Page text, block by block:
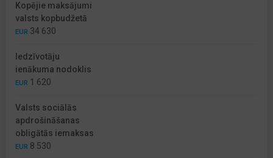
Kopējie maksājumi
valsts kopbudžetā
EUR 34 630
Iedzīvotāju
ienākuma nodoklis
EUR 1 620
Valsts sociālās
apdrošināšanas
obligātās iemaksas
EUR 8 530